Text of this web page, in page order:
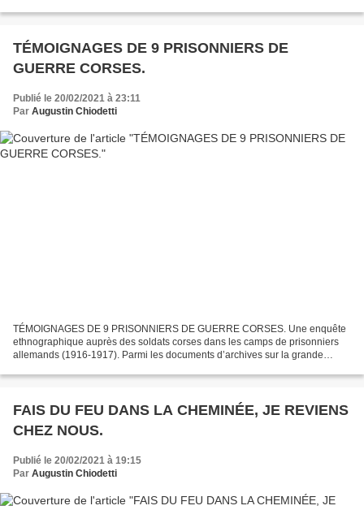
TÉMOIGNAGES DE 9 PRISONNIERS DE
GUERRE CORSES.
Publié le 20/02/2021 à 23:11
Par Augustin Chiodetti
TÉMOIGNAGES DE 9 PRISONNIERS DE GUERRE CORSES. Une enquête
ethnographique auprès des soldats corses dans les camps de prisonniers
allemands (1916-1917). Parmi les documents d’archives sur la grande
FAIS DU FEU DANS LA CHEMINÉE, JE REVIENS
CHEZ NOUS.
Publié le 20/02/2021 à 19:15
Par Augustin Chiodetti